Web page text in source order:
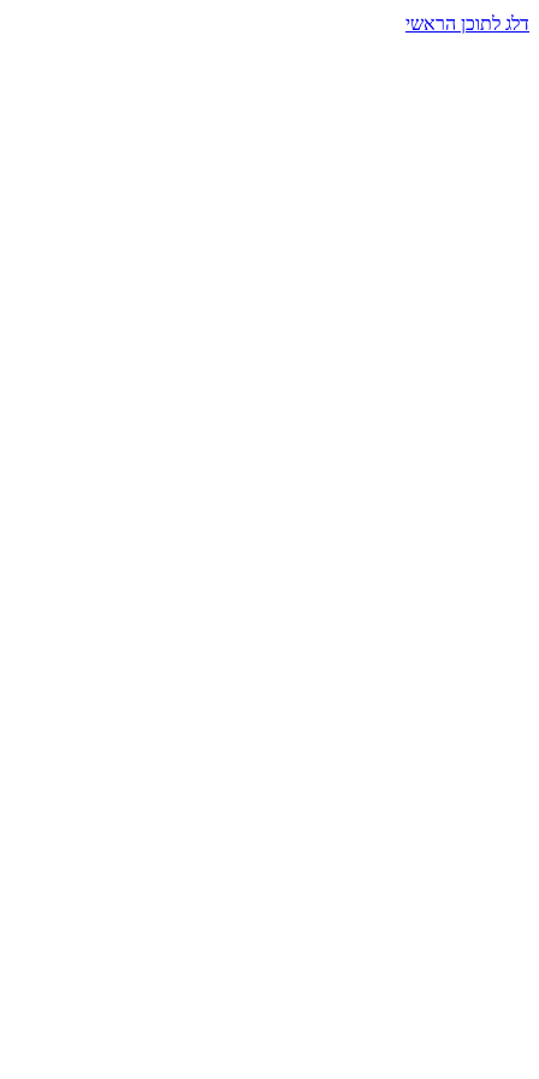
דלג לתוכן הראשי